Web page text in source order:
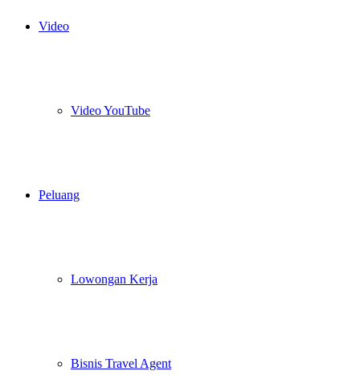
Video
Video YouTube
Peluang
Lowongan Kerja
Bisnis Travel Agent